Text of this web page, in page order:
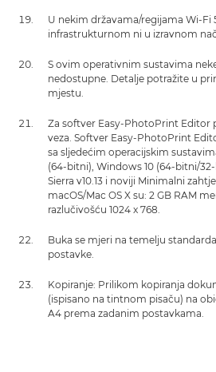
U nekim državama/regijama Wi-Fi
infrastrukturnom ni u izravnom
S ovim operativnim sustavima
nedostupne. Detalje potražite u
mjestu.
Za softver Easy-PhotoPrint Editor
veza. Softver Easy-PhotoPrint
sa sljedećim operacijskim
(64-bitni), Windows 10 (64-bitni/
Sierra v10.13 i noviji Minimalni
macOS/Mac OS X su: 2 GB RAM
razlučivošću 1024 x 768.
Buka se mjeri na temelju
postavke.
Kopiranje: Prilikom kopiranja
(ispisano na tintnom pisaču) na
A4 prema zadanim postavkama.